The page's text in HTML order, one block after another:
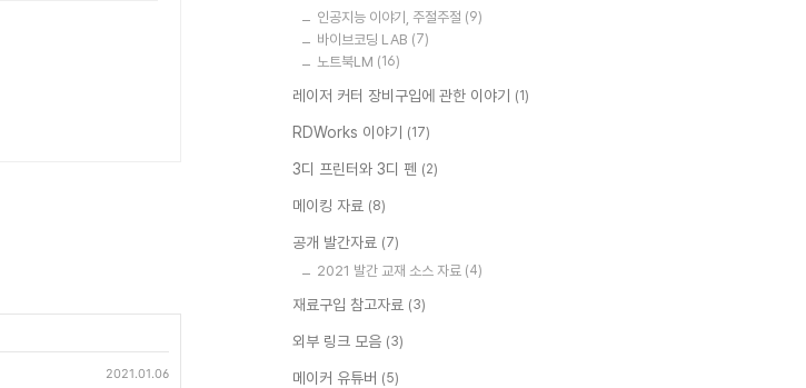
2021.01.06
인공지능 이야기, 주절주절 (9)
바이브코딩 LAB (7)
노트북LM (16)
레이저 커터 장비구입에 관한 이야기 (1)
RDWorks 이야기 (17)
3디 프린터와 3디 펜 (2)
메이킹 자료 (8)
공개 발간자료 (7)
2021 발간 교재 소스 자료 (4)
재료구입 참고자료 (3)
외부 링크 모음 (3)
메이커 유튜버 (5)